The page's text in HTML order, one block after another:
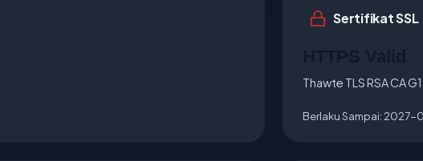
Sertifikat SSL
Thawte TLS RSA CA G1
Berlaku Sampai: 2027-